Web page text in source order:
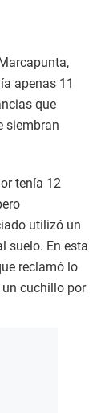
apenas 11
que
siembran
tenía 12
utilizó un
suelo. En esta
reclamó lo
cuchillo por